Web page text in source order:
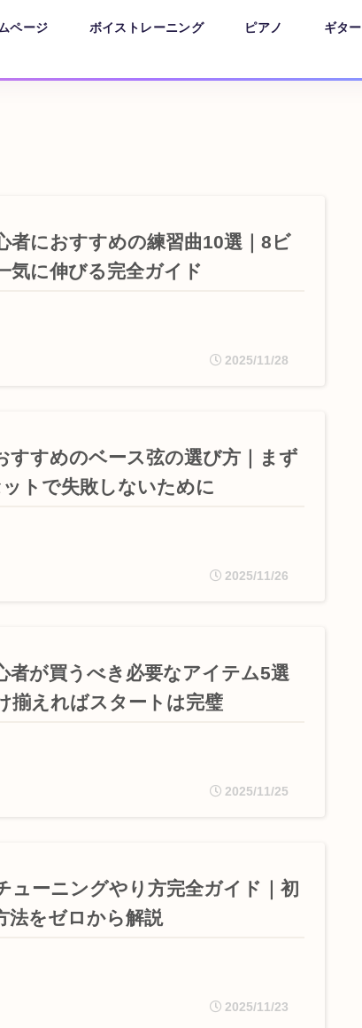
ページ ボイストレーニング ピアノ ギター
者におすすめの練習曲10選｜8ビ
気に伸びる完全ガイド
2025/11/28
すすめのベース弦の選び方｜まず
トで失敗しないために
2025/11/26
者が買うべき必要なアイテム5選
揃えればスタートは完璧
2025/11/25
ューニングやり方完全ガイド｜初
法をゼロから解説
2025/11/23